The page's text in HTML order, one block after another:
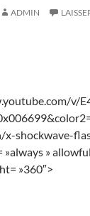
ADMIN
v/
x-shockwave-
»
»360″>